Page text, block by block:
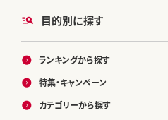
目的別に探す
ランキングから探す
特集・キャンペーン
カテゴリーから探す